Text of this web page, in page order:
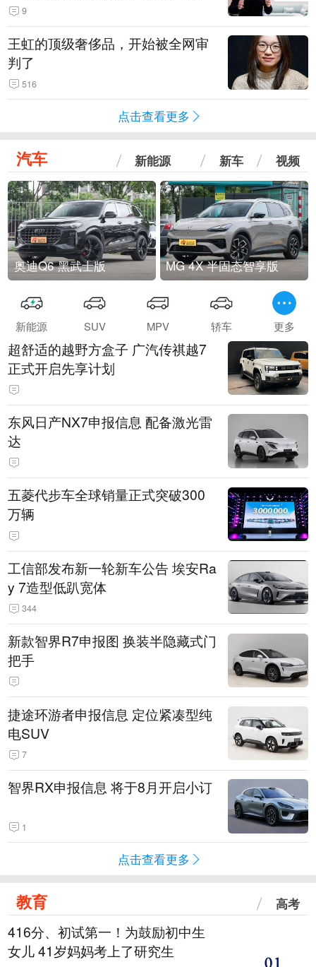
9
王虹的顶级奢侈品，开始被全网审
判了
516
点击查看更多
汽车 新能源 新车 视频
奥迪Q6 黑武士版 MG 4X 半固态智享版
新能源 SUV MPV 轿车 更多
超舒适的越野方盒子 广汽传祺越7
正式开启先享计划
东风日产NX7申报信息 配备激光雷
达
五菱代步车全球销量正式突破300
万辆
工信部发布新一轮新车公告 埃安Ra
y 7造型低趴宽体
344
新款智界R7申报图 换装半隐藏式门
把手
捷途环游者申报信息 定位紧凑型纯
电SUV
7
智界RX申报信息 将于8月开启小订
1
点击查看更多
教育 高考
416分、初试第一！为鼓励初中生
女儿 41岁妈妈考上了研究生